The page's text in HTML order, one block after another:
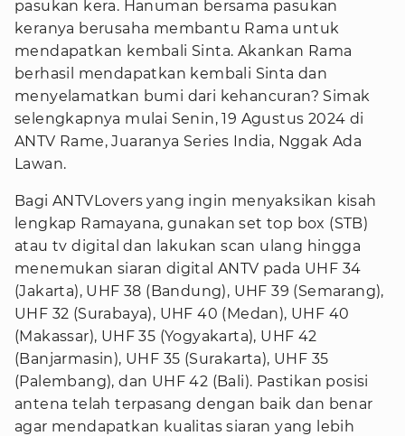
pasukan kera. Hanuman bersama pasukan
keranya berusaha membantu Rama untuk
mendapatkan kembali Sinta. Akankan Rama
berhasil mendapatkan kembali Sinta dan
menyelamatkan bumi dari kehancuran? Simak
selengkapnya mulai Senin, 19 Agustus 2024 di
ANTV Rame, Juaranya Series India, Nggak Ada
Lawan.
Bagi ANTVLovers yang ingin menyaksikan kisah
lengkap Ramayana, gunakan set top box (STB)
atau tv digital dan lakukan scan ulang hingga
menemukan siaran digital ANTV pada UHF 34
(Jakarta), UHF 38 (Bandung), UHF 39 (Semarang),
UHF 32 (Surabaya), UHF 40 (Medan), UHF 40
(Makassar), UHF 35 (Yogyakarta), UHF 42
(Banjarmasin), UHF 35 (Surakarta), UHF 35
(Palembang), dan UHF 42 (Bali). Pastikan posisi
antena telah terpasang dengan baik dan benar
agar mendapatkan kualitas siaran yang lebih